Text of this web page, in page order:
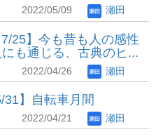
2022/05/09 瀬田
25】今も昔も人の感性
も通じる、古典のヒ...
2022/04/26 瀬田
31】自転車月間
2022/04/21 瀬田